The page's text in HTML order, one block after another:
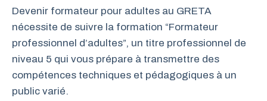
Devenir formateur pour adultes au GRETA
nécessite de suivre la formation “Formateur
professionnel d’adultes”, un titre professionnel de
niveau 5 qui vous prépare à transmettre des
compétences techniques et pédagogiques à un
public varié.